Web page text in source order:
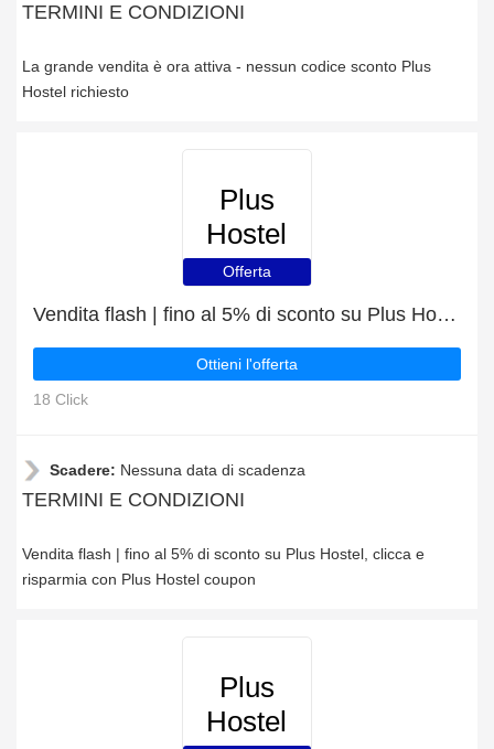
TERMINI E CONDIZIONI
La grande vendita è ora attiva - nessun codice sconto Plus
Hostel richiesto
Plus
Hostel
Offerta
Vendita flash | fino al 5% di sconto su Plus Hostel
Ottieni l'offerta
18 Click
Scadere: Nessuna data di scadenza
TERMINI E CONDIZIONI
Vendita flash | fino al 5% di sconto su Plus Hostel, clicca e
risparmia con Plus Hostel coupon
Plus
Hostel